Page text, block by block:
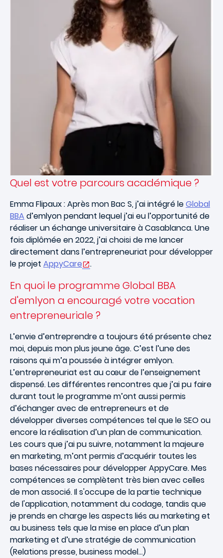
Quel est votre parcours académique ?
Emma Flipaux : Après mon Bac S, j’ai intégré leGlobal
BBA d’emlyon pendant lequel j’ai eu l’opportunité de
réaliser un échange universitaire à Casablanca. Une
fois diplômée en 2022, j’ai choisi de me lancer
directement dans l’entrepreneuriat pour développer
le projet AppyCare .
En quoi le programme Global BBA
d'emlyon a encouragé votre vocation
entrepreneuriale ?
L’envie d’entreprendre a toujours été présente chez
moi, depuis mon plus jeune âge. C’est l’une des
raisons qui m’a poussée à intégrer emlyon.
L’entrepreneuriat est au cœur de l’enseignement
dispensé. Les différentes rencontres que j’ai pu faire
durant tout le programme m’ont aussi permis
d’échanger avec de entrepreneurs et de
développer diverses compétences tel que le SEO ou
encore la réalisation d’un plan de communication.
Les cours que j’ai pu suivre, notamment la majeure
en marketing, m’ont permis d’acquérir toutes les
bases nécessaires pour développer AppyCare. Mes
compétences se complètent très bien avec celles
de mon associé. Il s'occupe de la partie technique
de l'application, notamment du codage, tandis que
je prends en charge les aspects liés au marketing et
au business tels que la mise en place d’un plan
marketing et d’une stratégie de communication
(Relations presse, business model…)